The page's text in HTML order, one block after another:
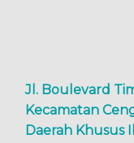
Jl. Boulevard
Kecamatan
Daerah Khusus